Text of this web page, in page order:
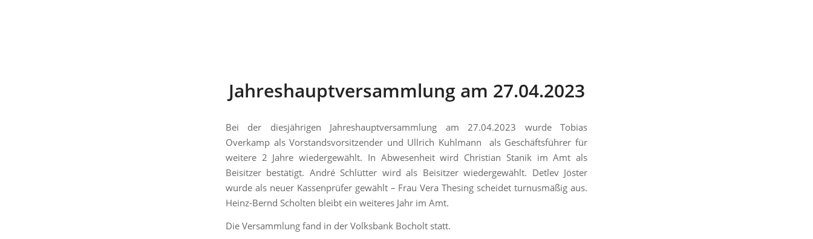
Jahreshauptversammlung am 27.04.2023
Bei der diesjährigen Jahreshauptversammlung am 27.04.2023 wurde Tobias
Overkamp als Vorstandsvorsitzender und Ullrich Kuhlmann als Geschäftsführer für
weitere 2 Jahre wiedergewählt. In Abwesenheit wird Christian Stanik im Amt als
Beisitzer bestätigt. André Schlütter wird als Beisitzer wiedergewählt. Detlev Jöster
wurde als neuer Kassenprüfer gewählt – Frau Vera Thesing scheidet turnusmäßig aus.
Heinz-Bernd Scholten bleibt ein weiteres Jahr im Amt.
Die Versammlung fand in der Volksbank Bocholt statt.